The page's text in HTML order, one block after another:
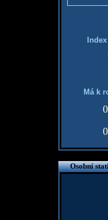
Má k
0
0
Osobní